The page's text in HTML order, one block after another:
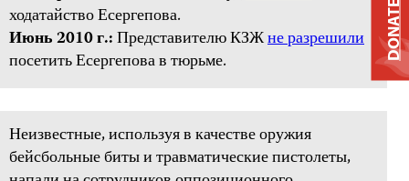
ходатайство Есергепова.
Июнь 2010 г.:Представителю КЗЖне разрешили
посетить Есергепова в тюрьме.
Неизвестные, используя в качестве оружия
бейсбольные биты и травматические пистолеты,
DONATE